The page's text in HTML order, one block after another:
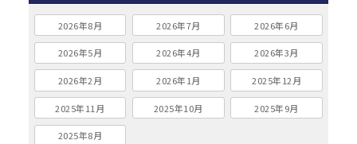
2026年8月 2026年7月 2026年6月
2026年5月 2026年4月 2026年3月
2026年2月 2026年1月 2025年12月
2025年11月 2025年10月 2025年9月
2025年8月